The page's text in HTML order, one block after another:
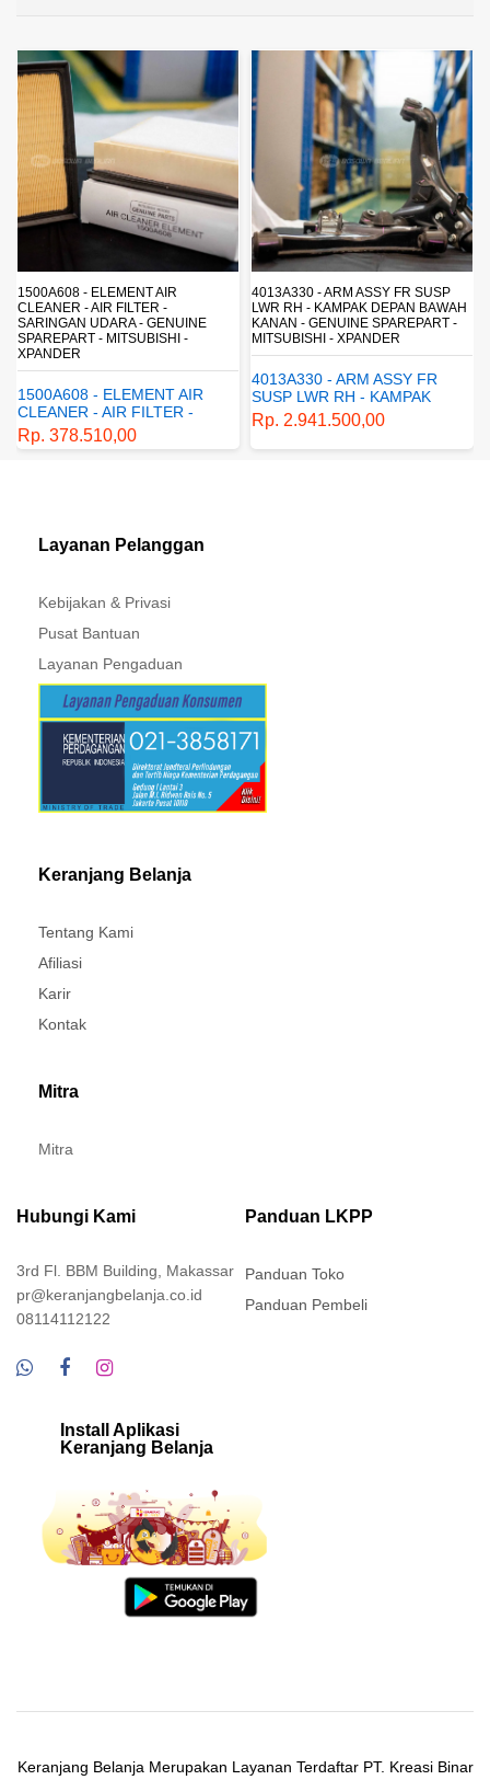
4013A330 - ARM ASSY FR SUSP
LWR RH - KAMPAK DEPAN BAWAH
KANAN - GENUINE SPAREPART -
MITSUBISHI - XPANDER
SUSP LWR RH - KAMPAK
DEPAN BAWAH KANAN -
GENUINE SPAREPART -
MITSUBISHI - XPANDER
Rp. 2.941.500,00
4162A413 - SHOCK ABSORBER RR
SUSP - SUSPENSI BELAKANG -
SHOCKBREAKER BELAKANG -
GENUINE SPAREPART -
MITSUBISHI - XPANDER
4162A413 - SHOCK
ABSORBER RR SUSP -
SUSPENSI BELAKANG -
SHOCKBREAKER BELAKANG
Rp. 1.198.800,00
Layanan Pelanggan
Kebijakan & Privasi
Pusat Bantuan
Layanan Pengaduan
Keranjang Belanja
Tentang Kami
Afiliasi
Karir
Kontak
Mitra
Mitra
Hubungi Kami
3rd Fl. BBM Building, Makassar
pr@keranjangbelanja.co.id
08114112122
Panduan LKPP
Panduan Toko
Panduan Pembeli
Install Aplikasi
Keranjang Belanja
Keranjang Belanja Merupakan Layanan Terdaftar PT. Kreasi Binar